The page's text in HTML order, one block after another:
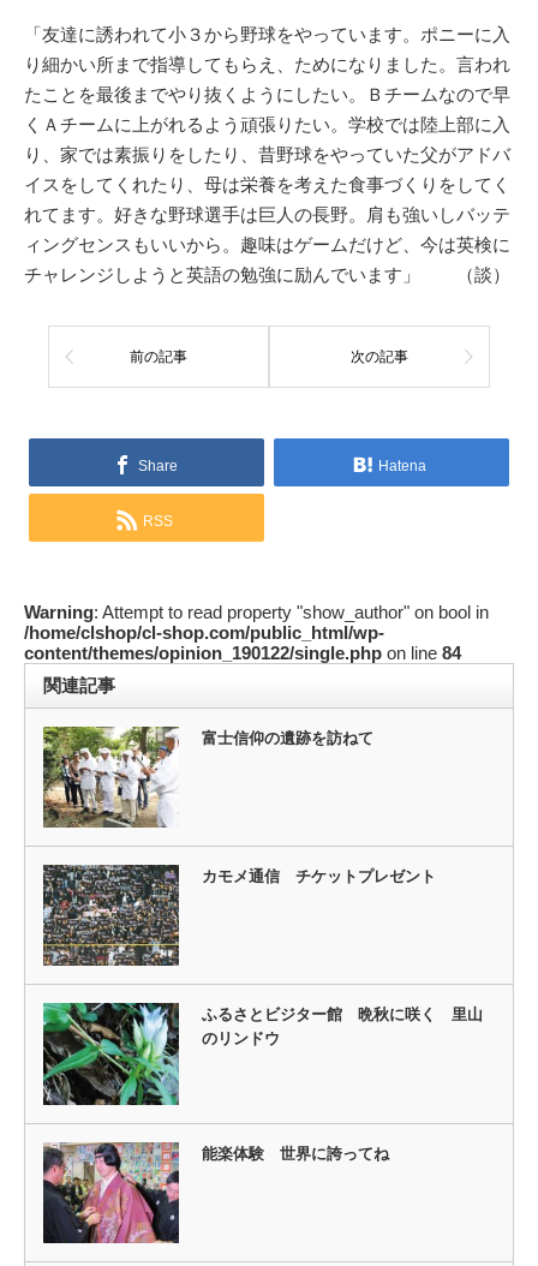
「友達に誘われて小３から野球をやっています。ポニーに入
り細かい所まで指導してもらえ、ためになりました。言われ
たことを最後までやり抜くようにしたい。Ｂチームなので早
くＡチームに上がれるよう頑張りたい。学校では陸上部に入
り、家では素振りをしたり、昔野球をやっていた父がアドバ
イスをしてくれたり、母は栄養を考えた食事づくりをしてく
れてます。好きな野球選手は巨人の長野。肩も強いしバッテ
ィングセンスもいいから。趣味はゲームだけど、今は英検に
チャレンジしようと英語の勉強に励んでいます」 （談）
前の記事 次の記事
Share Hatena
RSS
Warning: Attempt to read property "show_author" on bool in
/home/clshop/cl-shop.com/public_html/wp-
content/themes/opinion_190122/single.php on line 84
関連記事
富士信仰の遺跡を訪ねて
カモメ通信 チケットプレゼント
ふるさとビジター館 晩秋に咲く 里山
のリンドウ
能楽体験 世界に誇ってね